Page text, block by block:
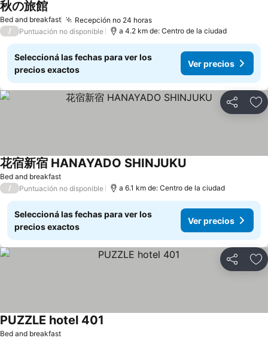
Bed and breakfast Recepción no 24 horas
秋の旅館
/ Puntuación no disponible a 4.2 km de: Centro de la ciudad
Seleccioná las fechas para ver los
precios exactos
Ver precios
Compartir
Bed and breakfast
花宿新宿 HANAYADO SHINJUKU
/ Puntuación no disponible a 6.1 km de: Centro de la ciudad
Seleccioná las fechas para ver los
precios exactos
Ver precios
Compartir
Bed and breakfast
PUZZLE hotel 401